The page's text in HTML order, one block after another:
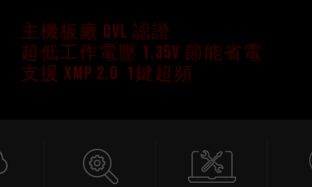
主機板廠 QVL 認證
超低工作電壓 1.35V 節能省電
支援 XMP 2.0 1鍵超頻